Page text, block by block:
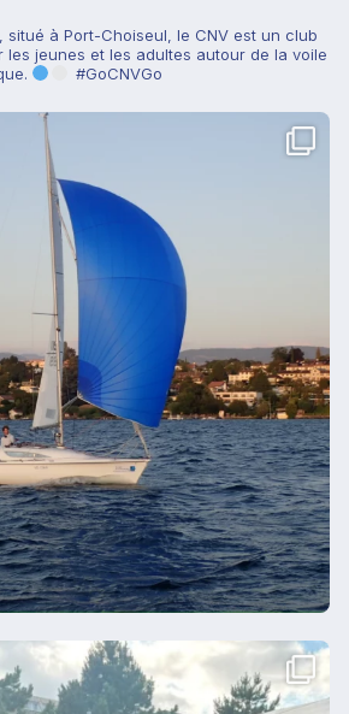
situé à Port-Choiseul, le CNV est un club
les jeunes et les adultes autour de la voile
#GoCNVGo